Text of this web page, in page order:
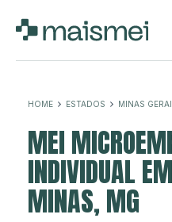
HOME ESTADOS MINAS
MEI
INDIVIDUAL
MINAS, MG